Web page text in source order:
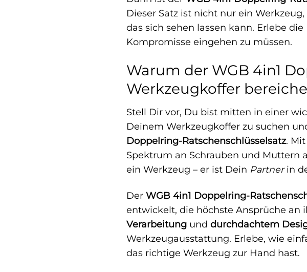
Dieser Satz ist nicht nur ein
das sich sehen lassen kann. Erlebe
Kompromisse eingehen zu müssen.
Warum der WGB 4in1
Werkzeugkoffer
Stell Dir vor, Du bist mitten in einer
Deinem Werkzeugkoffer zu suchen
Doppelring-Ratschenschlüsselsatz.
Spektrum an Schrauben und Muttern
ein Werkzeug – er ist Dein Partnerin
Der WGB 4in1 Doppelring-
entwickelt, die höchste Ansprüche an
Verarbeitung und durchdachtem
Werkzeugausstattung. Erlebe, wie
das richtige Werkzeug zur Hand hast.